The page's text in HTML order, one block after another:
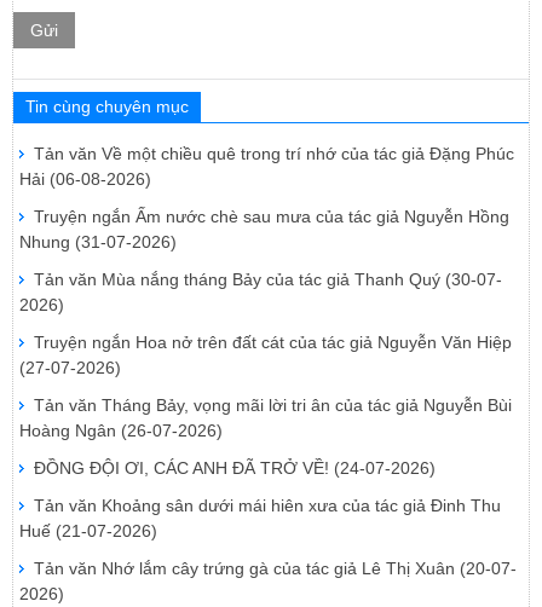
Gửi
Tin cùng chuyên mục
Tản văn Về một chiều quê trong trí nhớ của tác giả Đặng Phúc
Hải (06-08-2026)
Truyện ngắn Ấm nước chè sau mưa của tác giả Nguyễn Hồng
Nhung (31-07-2026)
Tản văn Mùa nắng tháng Bảy của tác giả Thanh Quý (30-07-
2026)
Truyện ngắn Hoa nở trên đất cát của tác giả Nguyễn Văn Hiệp
(27-07-2026)
Tản văn Tháng Bảy, vọng mãi lời tri ân của tác giả Nguyễn Bùi
Hoàng Ngân (26-07-2026)
ĐỒNG ĐỘI ƠI, CÁC ANH ĐÃ TRỞ VỀ! (24-07-2026)
Tản văn Khoảng sân dưới mái hiên xưa của tác giả Đinh Thu
Huế (21-07-2026)
Tản văn Nhớ lắm cây trứng gà của tác giả Lê Thị Xuân (20-07-
2026)